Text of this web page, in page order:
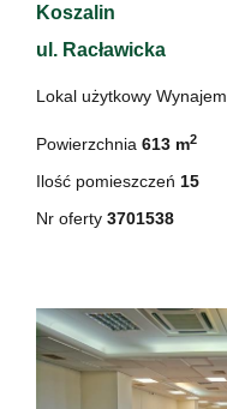
Koszalin
ul. Racławicka
Lokal użytkowy Wynajem
Powierzchnia 613 m2
Ilość pomieszczeń 15
Nr oferty 3701538